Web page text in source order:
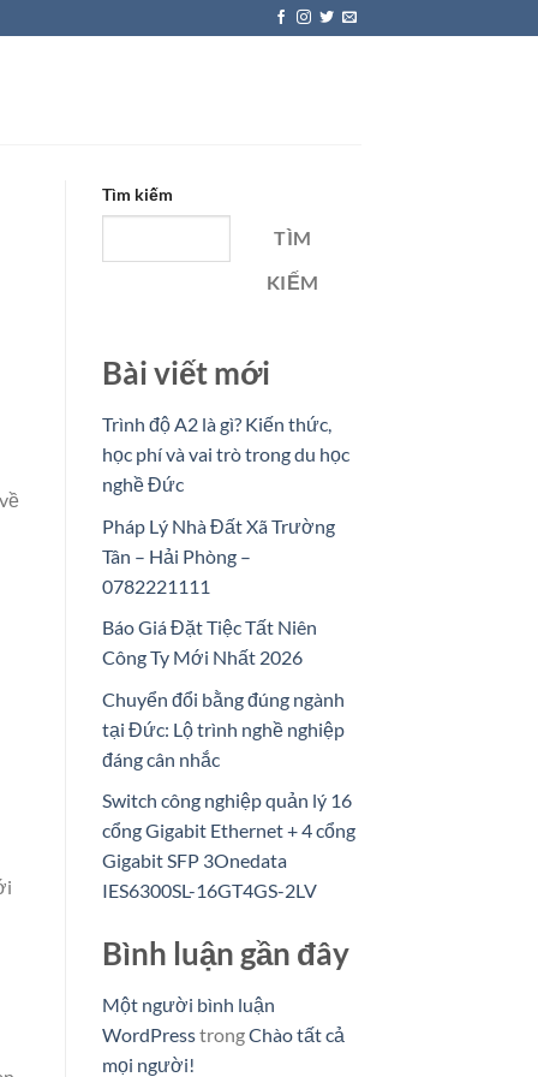
Tìm kiếm
TÌM
KIẾM
Bài viết mới
Trình độ A2 là gì? Kiến thức,
học phí và vai trò trong du học
nghề Đức
Pháp Lý Nhà Đất Xã Trường
Tân – Hải Phòng –
0782221111
Báo Giá Đặt Tiệc Tất Niên
Công Ty Mới Nhất 2026
Chuyển đổi bằng đúng ngành
tại Đức: Lộ trình nghề nghiệp
đáng cân nhắc
Switch công nghiệp quản lý 16
cổng Gigabit Ethernet + 4 cổng
Gigabit SFP 3Onedata
IES6300SL-16GT4GS-2LV
Bình luận gần đây
Một người bình luận
WordPresstrongChào tất cả
mọi người!